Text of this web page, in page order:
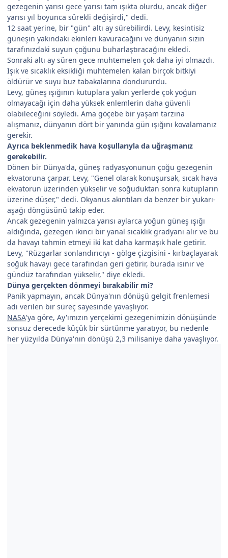
gezegenin yarısı gece yarısı tam ışıkta olurdu, ancak diğer
yarısı yıl boyunca sürekli değişirdi," dedi.
12 saat yerine, bir "gün" altı ay sürebilirdi. Levy, kesintisiz
güneşin yakındaki ekinleri kavuracağını ve dünyanın sizin
tarafınızdaki suyun çoğunu buharlaştıracağını ekledi.
Sonraki altı ay süren gece muhtemelen çok daha iyi olmazdı.
Işık ve sıcaklık eksikliği muhtemelen kalan birçok bitkiyi
öldürür ve suyu buz tabakalarına dondururdu.
Levy, güneş ışığının kutuplara yakın yerlerde çok yoğun
olmayacağı için daha yüksek enlemlerin daha güvenli
olabileceğini söyledi. Ama göçebe bir yaşam tarzına
alışmanız, dünyanın dört bir yanında gün ışığını kovalamanız
gerekir.
Ayrıca beklenmedik hava koşullarıyla da uğraşmanız
gerekebilir.
Dönen bir Dünya'da, güneş radyasyonunun çoğu gezegenin
ekvatoruna çarpar. Levy, "Genel olarak konuşursak, sıcak hava
ekvatorun üzerinden yükselir ve soğuduktan sonra kutupların
üzerine düşer," dedi. Okyanus akıntıları da benzer bir yukarı-
aşağı döngüsünü takip eder.
Ancak gezegenin yalnızca yarısı aylarca yoğun güneş ışığı
aldığında, gezegen ikinci bir yanal sıcaklık gradyanı alır ve bu
da havayı tahmin etmeyi iki kat daha karmaşık hale getirir.
Levy, "Rüzgarlar sonlandırıcıyı - gölge çizgisini - kırbaçlayarak
soğuk havayı gece tarafından geri getirir, burada ısınır ve
gündüz tarafından yükselir," diye ekledi.
Dünya gerçekten dönmeyi bırakabilir mi?
Panik yapmayın, ancak Dünya'nın dönüşü gelgit frenlemesi
adı verilen bir süreç sayesinde yavaşlıyor.
NASA'ya göre, Ay'ımızın yerçekimi gezegenimizin dönüşünde
sonsuz derecede küçük bir sürtünme yaratıyor, bu nedenle
her yüzyılda Dünya'nın dönüşü 2,3 milisaniye daha yavaşlıyor.